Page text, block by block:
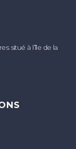
situé à l’île de la